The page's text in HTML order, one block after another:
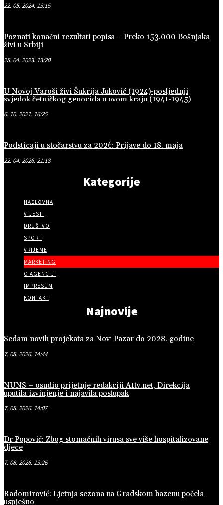
22. 05. 2024. 13:15
Poznati konačni rezultati popisa – Preko 153.000 Bošnjaka
živi u Srbiji
28. 04. 2023. 13:20
U Novoj Varoši živi Šukrija Juković (1924)-posljednji
svjedok četničkog genocida u ovom kraju (1941-1945)
6. 10. 2021. 16:25
Podsticaji u stočarstvu za 2026: Prijave do 18. maja
22. 04. 2026. 21:18
Kategorije
NASLOVNA
VIJESTI
DRUŠTVO
SPORT
VRIJEME
MARKETING
O AGENCIJI
IMPRESUM
KONTAKT
Najnovije
Sedam novih projekata za Novi Pazar do 2028. godine
7. 08. 2026. 14:44
NUNS – osudio prijetnje redakciji A1tv.net, Direkcija
uputila izvinjenje i najavila postupak
7. 08. 2026. 14:07
Dr Popović: Zbog stomačnih virusa sve više hospitalizovane
djece
7. 08. 2026. 13:26
Radomirović: Ljetnja sezona na Gradskom bazenu počela
uspješno